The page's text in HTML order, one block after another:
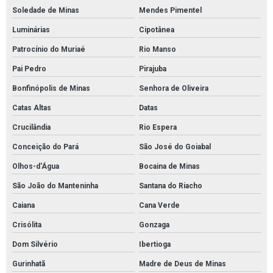
Soledade de Minas Mendes Pimentel
Luminárias Cipotânea
Patrocínio do Muriaé Rio Manso
Pai Pedro Pirajuba
Bonfinópolis de Minas Senhora de Oliveira
Catas Altas Datas
Crucilândia Rio Espera
Conceição do Pará São José do Goiabal
Olhos-d'Água Bocaina de Minas
São João do Manteninha Santana do Riacho
Caiana Cana Verde
Crisólita Gonzaga
Dom Silvério Ibertioga
Gurinhatã Madre de Deus de Minas